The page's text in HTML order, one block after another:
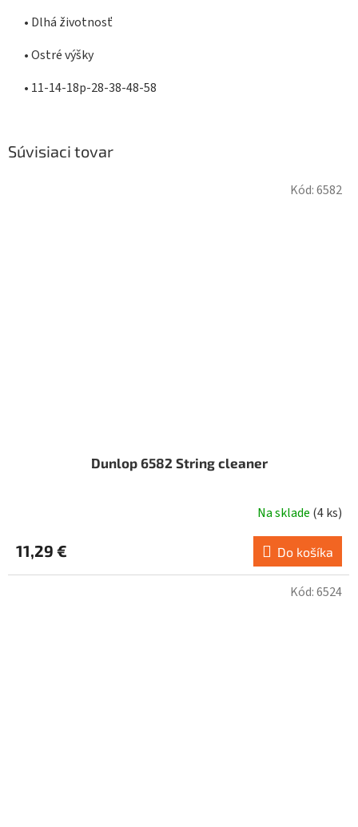
• Dlhá životnosť
• Ostré výšky
• 11-14-18p-28-38-48-58
Súvisiaci tovar
Dunlop 6582 String cleaner
Na sklade (4 ks)
11,29 € Do košíka
Kód:6582
Kód:6524